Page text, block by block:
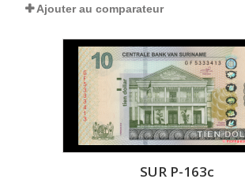
Ajouter au comparateur
SUR P-163c